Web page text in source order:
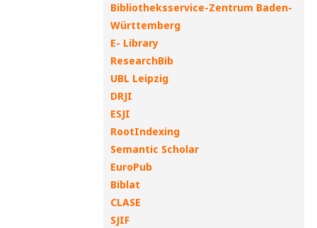
Bibliotheksservice-Zentrum Baden-
Württemberg
E- Library
ResearchBib
UBL Leipzig
DRJI
ESJI
RootIndexing
Semantic Scholar
EuroPub
Biblat
CLASE
SJIF